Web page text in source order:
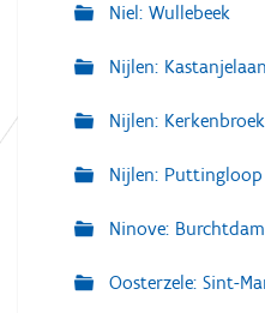
Niel: Wullebeek
Nijlen: Kastanjelaan
Nijlen: Kerkenbroek
Nijlen: Puttingloop
Ninove:
Oosterzele: Sint-